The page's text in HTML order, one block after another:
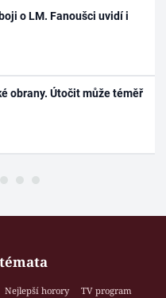
o LM. Fanoušci uvidí i
obrany. Útočit může téměř
Nejlepší horory
TV program